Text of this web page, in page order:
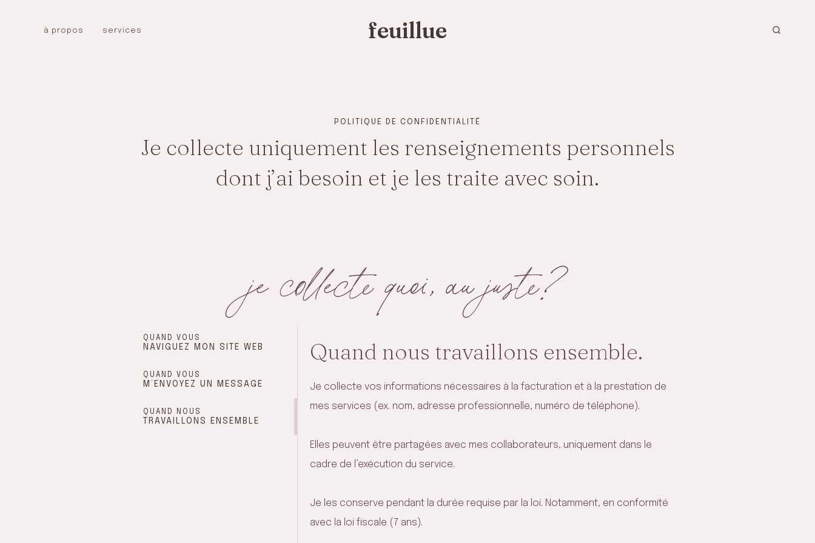
à propos services feuillue
POLITIQUE DE CONFIDENTIALITÉ
Je collecte uniquement les renseignements personnels
dont j’ai besoin et je les traite avec soin.
je collecte quoi, au juste?
QUAND VOUS
NAVIGUEZ MON SITE WEB
QUAND VOUS
M’ENVOYEZ UN MESSAGE
QUAND NOUS
TRAVAILLONS ENSEMBLE
Quand nous travaillons ensemble.
Je collecte vos informations nécessaires à la facturation et à la prestation de
mes services (ex. nom, adresse professionnelle, numéro de téléphone).
Elles peuvent être partagées avec mes collaborateurs, uniquement dans le
cadre de l’exécution du service.
Je les conserve pendant la durée requise par la loi. Notamment, en conformité
avec la loi fiscale (7 ans).